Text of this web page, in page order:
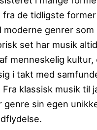
fra de tidligste
moderne genrer som
set har musik
menneskelig kultur,
i takt med
klassisk musik til
genre sin egen